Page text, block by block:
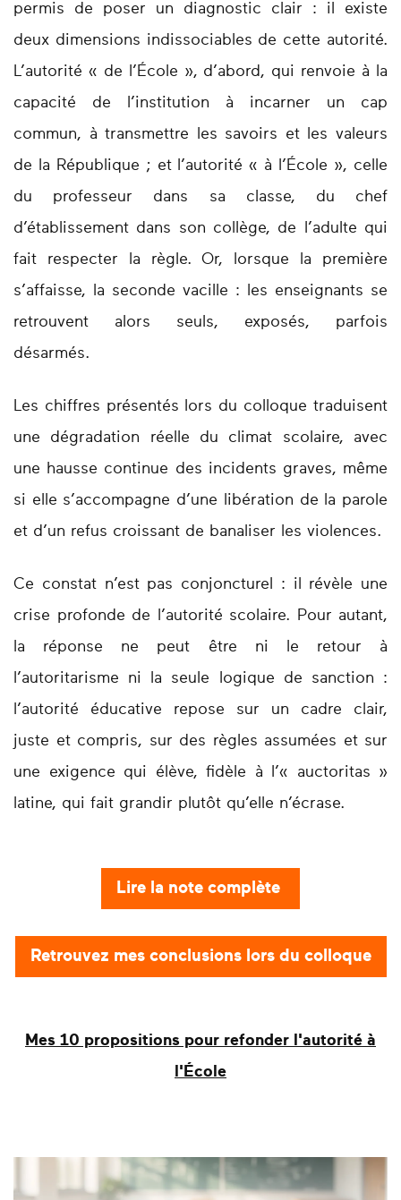
permis de poser un diagnostic clair : il existe
deux dimensions indissociables de cette autorité.
L’autorité « de l’École », d’abord, qui renvoie à la
capacité de l’institution à incarner un cap
commun, à transmettre les savoirs et les valeurs
de la République ; et l’autorité « à l’École », celle
du professeur dans sa classe, du chef
d’établissement dans son collège, de l’adulte qui
fait respecter la règle. Or, lorsque la première
s’affaisse, la seconde vacille : les enseignants se
retrouvent alors seuls, exposés, parfois
désarmés.
Les chiffres présentés lors du colloque traduisent
une dégradation réelle du climat scolaire, avec
une hausse continue des incidents graves, même
si elle s’accompagne d’une libération de la parole
et d’un refus croissant de banaliser les violences.
Ce constat n’est pas conjoncturel : il révèle une
crise profonde de l’autorité scolaire. Pour autant,
la réponse ne peut être ni le retour à
l’autoritarisme ni la seule logique de sanction :
l’autorité éducative repose sur un cadre clair,
juste et compris, sur des règles assumées et sur
une exigence qui élève, fidèle à l’« auctoritas »
latine, qui fait grandir plutôt qu’elle n’écrase.
Lire la note complète
Retrouvez mes conclusions lors du colloque
Mes 10 propositions pour refonder l'autorité à
l'École